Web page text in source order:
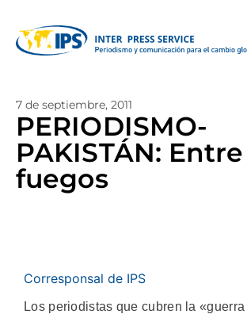
7 de septiembre, 2011
PERIODISMO-
PAKISTÁN:
fuegos
Corresponsal de IPS
Los periodistas que cubren la «guerra